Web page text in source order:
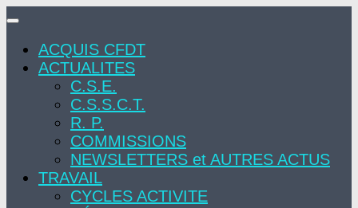
Skip
contentACQUIS CFDT
ACTUALITES
C.S.E.
C.S.S.C.T.
R. P.
COMMISSIONS
NEWSLETTERS et AUTRES ACTUS
TRAVAIL
CYCLES ACTIVITE